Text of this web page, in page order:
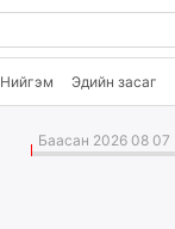
Нийгэм Эдийн засаг
Баасан 2026 08 07